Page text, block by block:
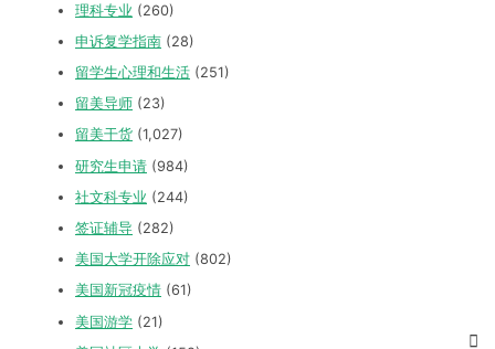
理科专业 (260)
申诉复学指南 (28)
留学生心理和生活 (251)
留美导师 (23)
留美干货 (1,027)
研究生申请 (984)
社文科专业 (244)
签证辅导 (282)
美国大学开除应对 (802)
美国新冠疫情 (61)
美国游学 (21)